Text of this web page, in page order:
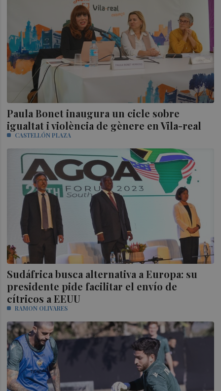
Paula Bonet inaugura un cicle sobre
igualtat i violència de gènere en Vila-real
CASTELLÓN PLAZA
Sudáfrica busca alternativa a Europa: su
presidente pide facilitar el envío de
cítricos a EEUU
RAMON OLIVARES